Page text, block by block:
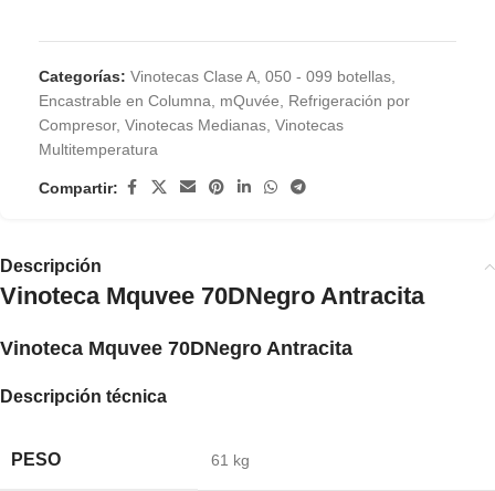
Categorías: Vinotecas Clase A 050 - 099 botellas
Encastrable en Columna
mQuvée
Refrigeración por
Compresor, Vinotecas Medianas Vinotecas
Multitemperatura
Compartir:
Descripción
Vinoteca Mquvee 70DNegro Antracita
Vinoteca Mquvee 70DNegro Antracita
Descripción técnica
PESO 61 kg